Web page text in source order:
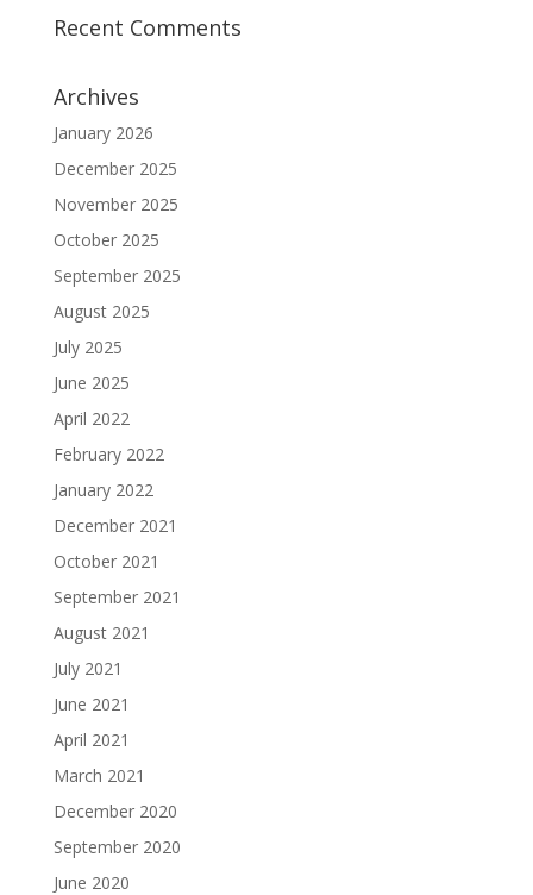
Recent Comments
Archives
January 2026
December 2025
November 2025
October 2025
September 2025
August 2025
July 2025
June 2025
April 2022
February 2022
January 2022
December 2021
October 2021
September 2021
August 2021
July 2021
June 2021
April 2021
March 2021
December 2020
September 2020
June 2020